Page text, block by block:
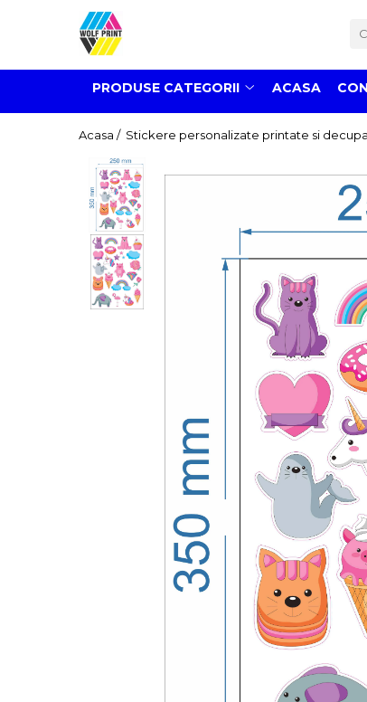
Produse Categorii
Print Outdoor
Stickere pentru Produse Bio &
Stickere personalizate printate
si decupate
Stickere educationale
Stickere decorative
Stickere personalizate
Carti de Vizita
Stickere Decorative Model 3D
Stickere Decorative Model Floral
Stickere Decorative Textura Lemn
Stickere Decorative Model
Stickere Decorative Textura Beton
PRODUSE CATEGORII ACASA
Acasa / Stickere personalizate printate si